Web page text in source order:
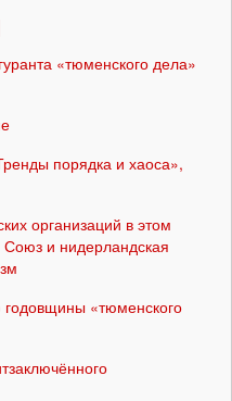
«тюменского дела»
порядка и хаоса»,
организаций в этом
Союз и нидерландская
«тюменского